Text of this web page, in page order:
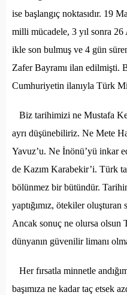
ise başlangıç noktasıdır. 19
milli mücadele, 3 yıl sonra
ikle son bulmuş ve 4 gün
Zafer Bayramı ilan edilmişti.
Cumhuriyetin ilanıyla Türk
Biz tarihimizi ne Mustafa
ayrı düşünebiliriz. Ne Mete
Yavuz’u. Ne İnönü’yü inkar
de Kazım Karabekir’i. Türk
bölünmez bir bütündür.
yaptığımız, ötekiler
Ancak sonuç ne olursa olsun
dünyanın güvenilir limanı
Her fırsatla minnetle
başımıza ne kadar taç etsek